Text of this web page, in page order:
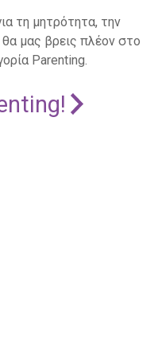
τη μητρότητα, την
θα μας βρεις πλέον στο
Parenting.